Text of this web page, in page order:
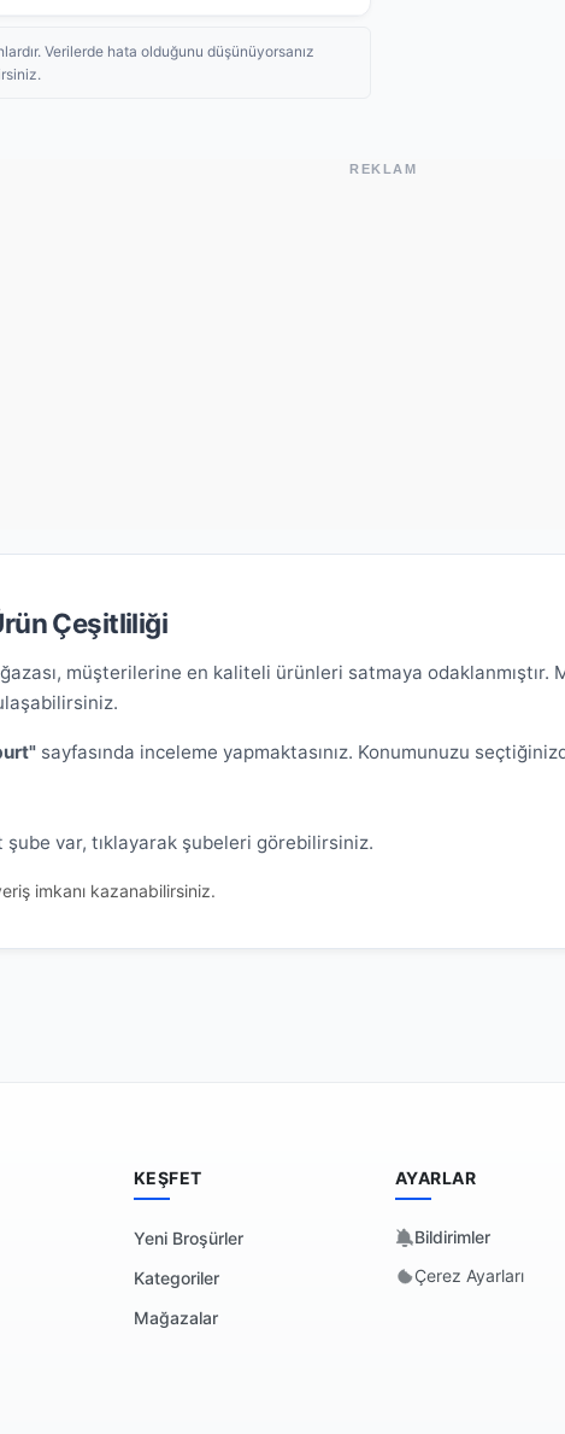
Verilerde hata olduğunu düşünüyorsanız
REKLAM
Çeşitliliği
müşterilerine en kaliteli ürünleri satmaya odaklanmıştır.
sayfasında inceleme yapmaktasınız. Konumunuzu
şube var, tıklayarak şubeleri görebilirsiniz.
imkanı kazanabilirsiniz.
KEŞFET
Yeni Broşürler
Kategoriler
Mağazalar
AYARLAR
Bildirimler
Çerez Ayarları